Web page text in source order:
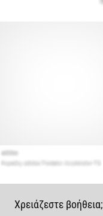
Χρειάζεστε βοήθεια;